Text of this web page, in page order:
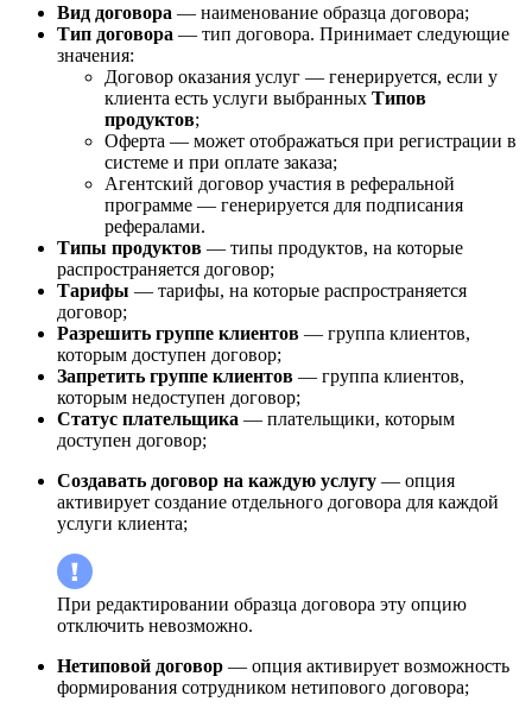
Вид договора — наименование образца договора;
Тип договора — тип договора. Принимает следующие
значения:
Договор оказания услуг — генерируется, если у
клиента есть услуги выбранных Типов
продуктов;
Оферта — может отображаться при регистрации в
системе и при оплате заказа;
Агентский договор участия в реферальной
программе — генерируется для подписания
рефералами.
Типы продуктов — типы продуктов, на которые
распространяется договор;
Тарифы — тарифы, на которые распространяется
договор;
Разрешить группе клиентов — группа клиентов,
которым доступен договор;
Запретить группе клиентов — группа клиентов,
которым недоступен договор;
Статус плательщика — плательщики, которым
доступен договор;
Создавать договор на каждую услугу — опция
активирует создание отдельного договора для каждой
услуги клиента;
При редактировании образца договора эту опцию
отключить невозможно.
Нетиповой договор — опция активирует возможность
формирования сотрудником нетипового договора;